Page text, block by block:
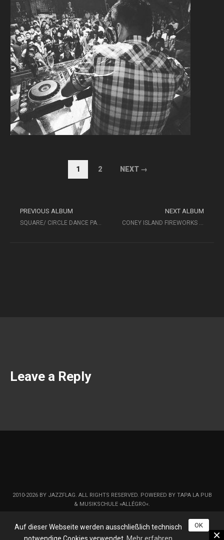
1 2 NEXT →
PREVIOUS ALBUM
SQUARE/ CIRCLE DANCE PARTY TOUR
NEXT ALBUM
CONEY ISLAND FIREWORKS PARTY TOUR
Leave a Reply
2010-2026 BY JAZZFLAG. ALL RIGHTS RESERVED. POWERED BY TAPA LA PUB
& MUSIKSCHULE »ALLÉGRO«.
Auf dieser Webseite werden ausschließlich technisch
notwendige Cookies verwendet. Mehr erfahren
OK